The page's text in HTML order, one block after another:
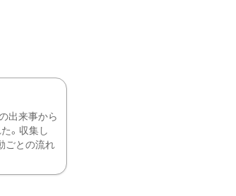
出来事から
。収集し
ごとの流れ